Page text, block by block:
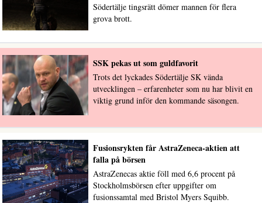
Södertälje tingsrätt dömer mannen för flera
grova brott.
SSK pekas ut som guldfavorit
Trots det lyckades Södertälje SK vända
utvecklingen – erfarenheter som nu har blivit en
viktig grund inför den kommande säsongen.
Fusionsrykten får AstraZeneca-aktien att
falla på börsen
AstraZenecas aktie föll med 6,6 procent på
Stockholmsbörsen efter uppgifter om
fusionssamtal med Bristol Myers Squibb.